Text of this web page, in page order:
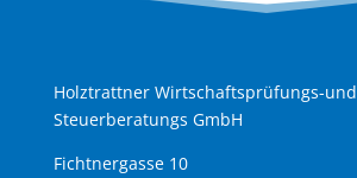
Holztrattner Wirtschaftsprüfungs-und
Steuerberatungs GmbH
Fichtnergasse 10